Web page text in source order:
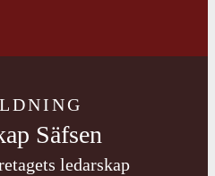
Säfsen
ledarskap